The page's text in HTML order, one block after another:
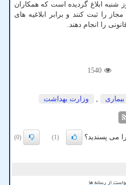
شنبه ابلاغ گردیده است که همکاران
را ثبت کنند و برابر ابلاغیه های
را انجام دهند.
1540
بیماری , وزارت بهداشت
می پسندید؟ (1)
(0)
از رسانه ها